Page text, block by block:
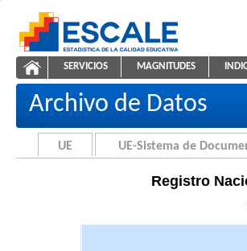
ESCALE - Unidad de Estadística
Registros EIB
NAVEGACIÓN
SERVICIOS MAGNITUDES
Archivo de Datos
UE UE-Sistema de
Registro